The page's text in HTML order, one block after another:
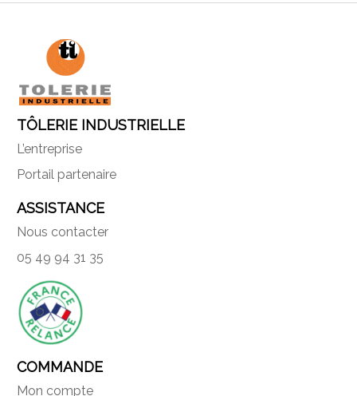
TÔLERIE INDUSTRIELLE
L’entreprise
Portail partenaire
ASSISTANCE
Nous contacter
05 49 94 31 35
COMMANDE
Mon compte